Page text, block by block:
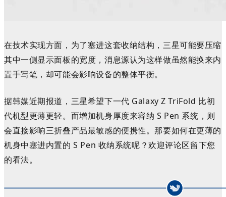
在技术实现方面，为了塞进这套收纳结构，三星可能要压缩
其中一侧显示面板的宽度，消息源认为这样做虽然能换来内
置手写笔，却可能会影响设备的整体平衡。
据韩媒近期报道，三星希望下一代 Galaxy Z TriFold 比初
代机型更薄更轻。而增加机身厚度来容纳 S Pen 系统，则
会直接影响三折叠产品最敏感的便携性。那要如何在更薄的
机身中塞进内置的 S Pen 收纳系统呢？欢迎评论区留下您
的看法。